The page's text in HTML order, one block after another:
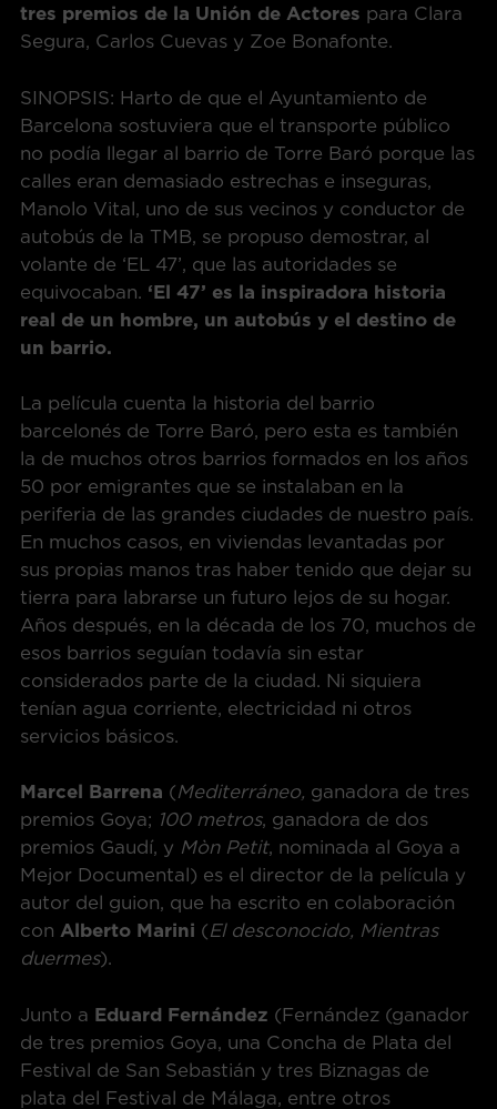
tres premios de la Unión de Actores para Clara
Segura, Carlos Cuevas y Zoe Bonafonte.
SINOPSIS: Harto de que el Ayuntamiento de
Barcelona sostuviera que el transporte público
no podía llegar al barrio de Torre Baró porque las
calles eran demasiado estrechas e inseguras,
Manolo Vital, uno de sus vecinos y conductor de
autobús de la TMB, se propuso demostrar, al
volante de ‘EL 47’, que las autoridades se
equivocaban. ‘El 47’ es la inspiradora historia
real de un hombre, un autobús y el destino de
un barrio.
La película cuenta la historia del barrio
barcelonés de Torre Baró, pero esta es también
la de muchos otros barrios formados en los años
50 por emigrantes que se instalaban en la
periferia de las grandes ciudades de nuestro país.
En muchos casos, en viviendas levantadas por
sus propias manos tras haber tenido que dejar su
tierra para labrarse un futuro lejos de su hogar.
Años después, en la década de los 70, muchos de
esos barrios seguían todavía sin estar
considerados parte de la ciudad. Ni siquiera
tenían agua corriente, electricidad ni otros
servicios básicos.
Marcel Barrena (Mediterráneo, ganadora de tres
premios Goya; 100 metros, ganadora de dos
premios Gaudí, y Mòn Petit, nominada al Goya a
Mejor Documental) es el director de la película y
autor del guion, que ha escrito en colaboración
con Alberto Marini (El desconocido, Mientras
duermes).
Junto a Eduard Fernández (Fernández (ganador
de tres premios Goya, una Concha de Plata del
Festival de San Sebastián y tres Biznagas de
plata del Festival de Málaga, entre otros